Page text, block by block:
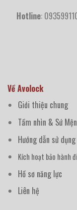
Hotline:
Về Avolock
Giới thiệu chung
Tầm nhìn & Sứ
Hướng dẫn sử
Kích hoạt bảo hành
Hồ sơ năng lực
Liên hệ